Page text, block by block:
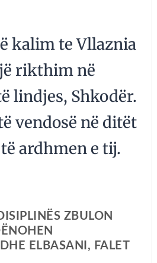
kalim te Vllaznia
rikthim në
lindjes, Shkodër.
vendosë në ditët
ardhmen e tij.
ZBULON
ELBASANI, FALET